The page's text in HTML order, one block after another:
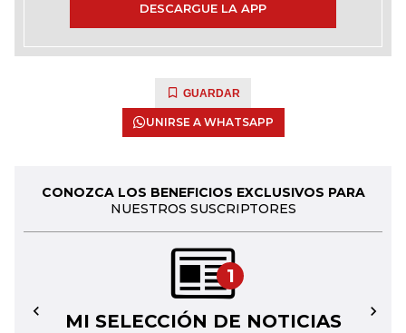
DESCARGUE LA APP
GUARDAR
UNIRSE A WHATSAPP
CONOZCA LOS BENEFICIOS EXCLUSIVOS PARA
NUESTROS SUSCRIPTORES
1
MI SELECCIÓN DE NOTICIAS
← →